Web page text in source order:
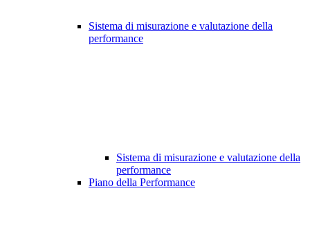
Sistema di misurazione e valutazione della
performance
Sistema di misurazione e valutazione della
performance
Piano della Performance